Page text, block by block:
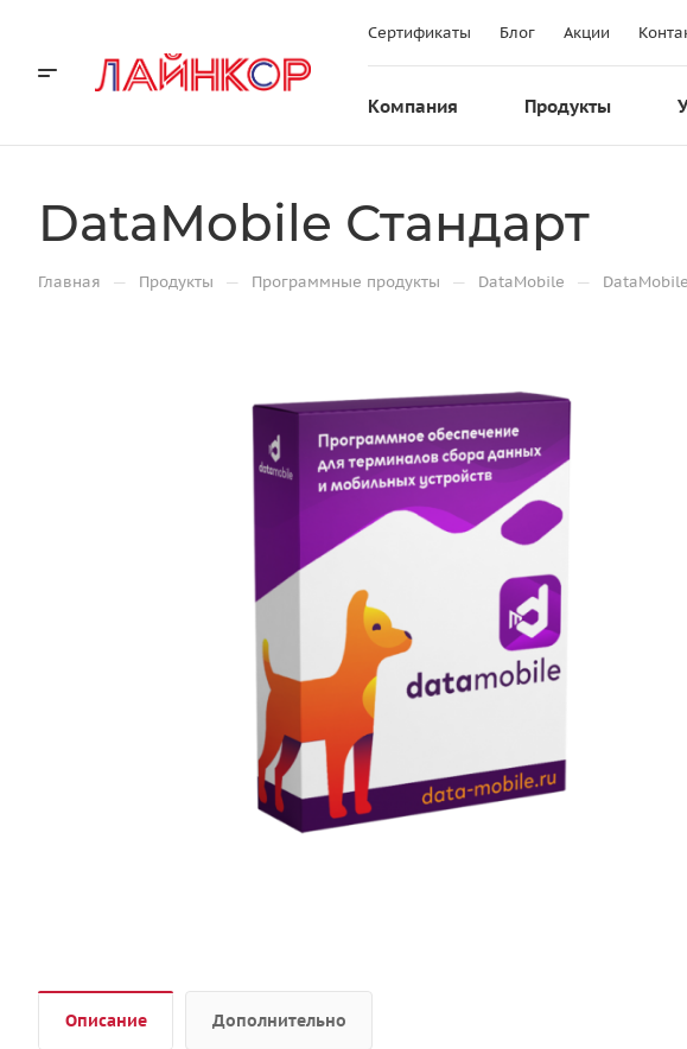
Сертификаты Блог Акции
Компания Продукты
DataMobile Стандарт
Главная — Продукты — Программные продукты — DataMobile —
Описание Дополнительно